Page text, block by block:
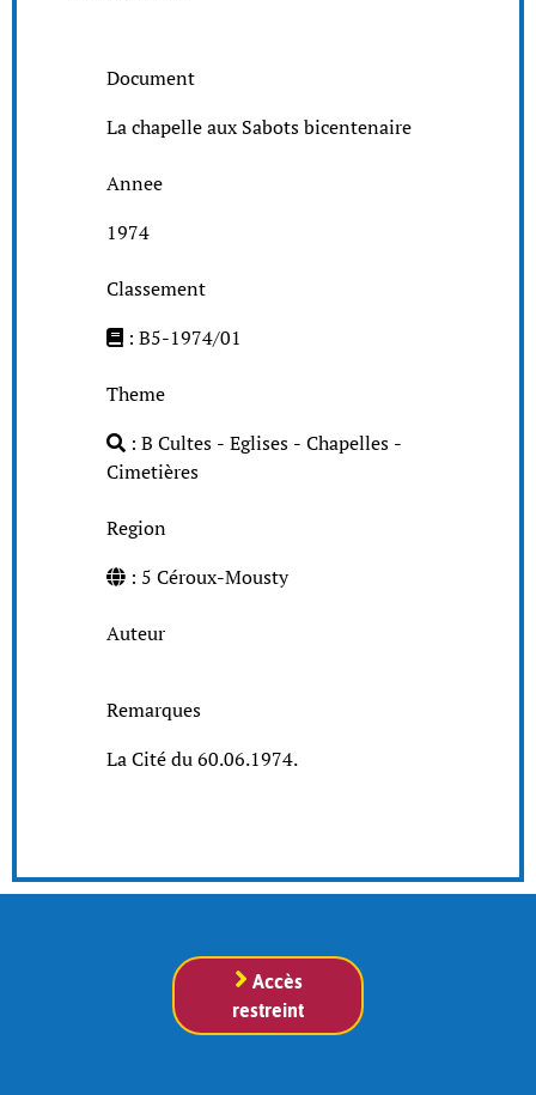
Document
La chapelle aux Sabots bicentenaire
Annee
1974
Classement
: B5-1974/01
Theme
: B Cultes - Eglises - Chapelles -
Cimetières
Region
: 5 Céroux-Mousty
Auteur
Remarques
La Cité du 60.06.1974.
Accès
restreint